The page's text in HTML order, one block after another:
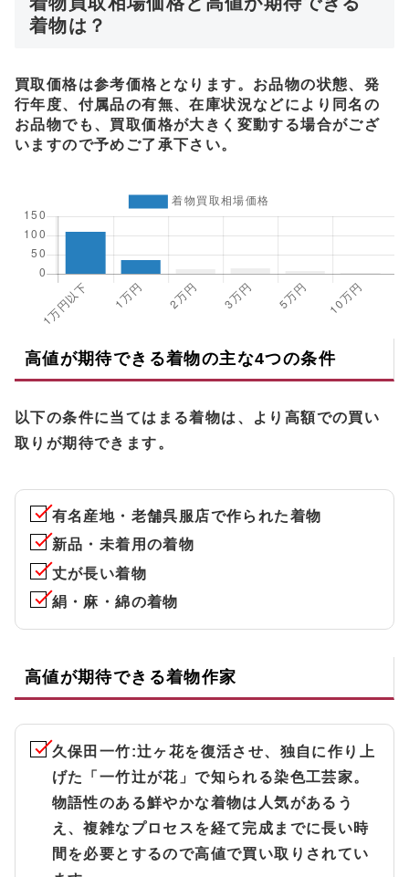
着物は？
買取価格は参考価格となります。お品物の状態、発
行年度、付属品の有無、在庫状況などにより同名の
お品物でも、買取価格が大きく変動する場合がござ
いますので予めご了承下さい。
高値が期待できる着物の主な4つの条件
以下の条件に当てはまる着物は、より高額での買い
取りが期待できます。
有名産地・老舗呉服店で作られた着物
新品・未着用の着物
丈が長い着物
絹・麻・綿の着物
高値が期待できる着物作家
久保田一竹:辻ヶ花を復活させ、独自に作り上
げた「一竹辻が花」で知られる染色工芸家。
物語性のある鮮やかな着物は人気があるう
え、複雑なプロセスを経て完成までに長い時
間を必要とするので高値で買い取りされてい